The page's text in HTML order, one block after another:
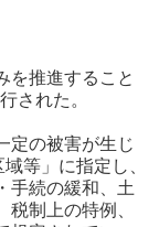
を推進すること
された。
定の被害が生じ
等」に指定し、
手続の緩和、土
制上の特例、